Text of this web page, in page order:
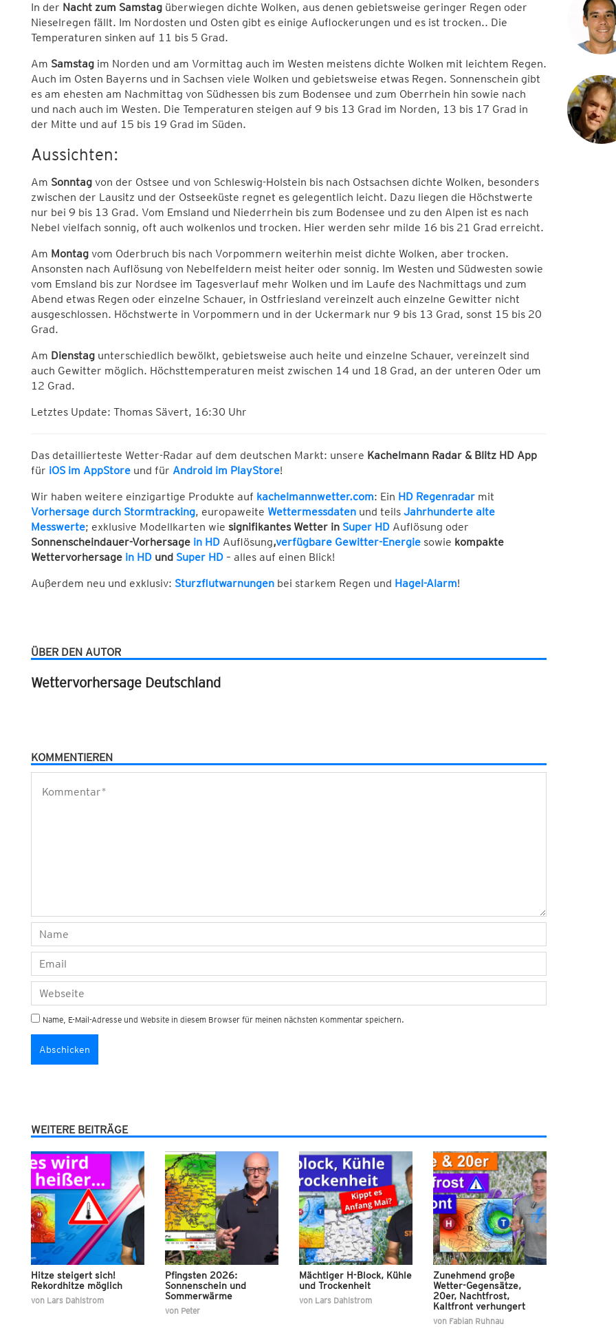
In der Nacht zum Samstagüberwiegen dichte Wolken, aus denen gebietsweise geringer Regen oder
Nieselregen fällt. Im Nordosten und Osten gibt es einige Auflockerungen und es ist trocken.. Die
Temperaturen sinken auf 11 bis 5 Grad.
Am Samstagim Norden und am Vormittag auch im Westen meistens dichte Wolken mit leichtem Regen.
Auch im Osten Bayerns und in Sachsen viele Wolken und gebietsweise etwas Regen. Sonnenschein gibt
es am ehesten am Nachmittag von Südhessen bis zum Bodensee und zum Oberrhein hin sowie nach
und nach auch im Westen. Die Temperaturen steigen auf 9 bis 13 Grad im Norden, 13 bis 17 Grad in
der Mitte und auf 15 bis 19 Grad im Süden.
Aussichten:
Am Sonntagvon der Ostsee und von Schleswig-Holstein bis nach Ostsachsen dichte Wolken, besonders
zwischen der Lausitz und der Ostseeküste regnet es gelegentlich leicht. Dazu liegen die Höchstwerte
nur bei 9 bis 13 Grad. Vom Emsland und Niederrhein bis zum Bodensee und zu den Alpen ist es nach
Nebel vielfach sonnig, oft auch wolkenlos und trocken. Hier werden sehr milde 16 bis 21 Grad erreicht.
Am Montagvom Oderbruch bis nach Vorpommern weiterhin meist dichte Wolken, aber trocken.
Ansonsten nach Auflösung von Nebelfeldern meist heiter oder sonnig. Im Westen und Südwesten sowie
vom Emsland bis zur Nordsee im Tagesverlauf mehr Wolken und im Laufe des Nachmittags und zum
Abend etwas Regen oder einzelne Schauer, in Ostfriesland vereinzelt auch einzelne Gewitter nicht
ausgeschlossen. Höchstwerte in Vorpommern und in der Uckermark nur 9 bis 13 Grad, sonst 15 bis 20
Grad.
Am Dienstagunterschiedlich bewölkt, gebietsweise auch heite und einzelne Schauer, vereinzelt sind
auch Gewitter möglich. Höchsttemperaturen meist zwischen 14 und 18 Grad, an der unteren Oder um
12 Grad.
Letztes Update: Thomas Sävert, 16:30 Uhr
Das detaillierteste Wetter-Radar auf dem deutschen Markt: unsere Kachelmann Radar & Blitz HD App
für iOS im AppStoreund für Android im PlayStore!
Wir haben weitere einzigartige Produkte auf kachelmannwetter.com: Ein HD Regenradarmit
Vorhersage durch Stormtracking, europaweite Wettermessdatenund teils Jahrhunderte alte
Messwerte; exklusive Modellkarten wie signifikantes Wetter in Super HDAuflösung oder
Sonnenscheindauer-Vorhersage in HD Auflösung,verfügbare Gewitter-Energiesowie kompakte
Wettervorhersage in HDund Super HD– alles auf einen Blick!
Außerdem neu und exklusiv: Sturzflutwarnungenbei starkem Regen und Hagel-Alarm!
ÜBER DEN AUTOR
Wettervorhersage Deutschland
KOMMENTIEREN
Name, E-Mail-Adresse und Website in diesem Browser für meinen nächsten Kommentar speichern.
WEITERE BEITRÄGE
Hitze steigert sich!
Rekordhitze möglich
von Lars Dahlstrom
Pfingsten 2026:
Sonnenschein und
Sommerwärme
von Peter
Mächtiger H-Block, Kühle
und Trockenheit
von Lars Dahlstrom
Zunehmend große
Wetter-Gegensätze,
20er, Nachtfrost,
Kaltfront verhungert
von Fabian Ruhnau